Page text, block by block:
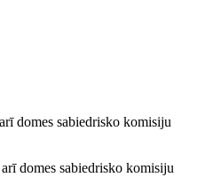
domes sabiedrisko komisiju
domes sabiedrisko komisiju